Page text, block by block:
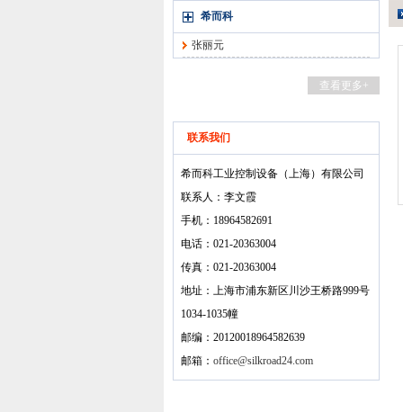
希而科
张丽元
查看更多+
联系我们
希而科工业控制设备（上海）有限公司
联系人：李文霞
手机：18964582691
电话：021-20363004
传真：021-20363004
地址：上海市浦东新区川沙王桥路999号
1034-1035幢
邮编：20120018964582639
邮箱： office@silkroad24.com